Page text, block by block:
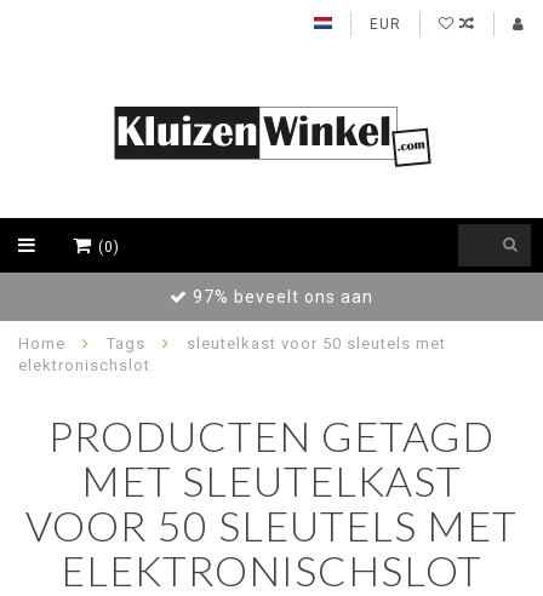
EUR
(0)
97% beveelt ons aan
Home Tags
sleutelkast voor 50 sleutels met
elektronischslot
PRODUCTEN GETAGD
MET SLEUTELKAST
VOOR 50 SLEUTELS MET
ELEKTRONISCHSLOT